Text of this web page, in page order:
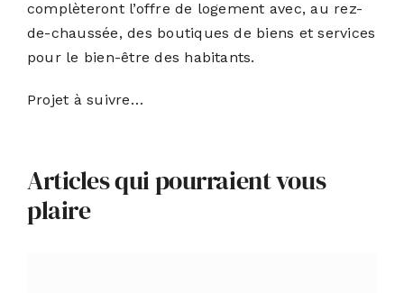
complèteront l’offre de logement avec, au rez-
de-chaussée, des boutiques de biens et services
pour le bien-être des habitants.
Projet à suivre…
Articles qui pourraient vous
plaire